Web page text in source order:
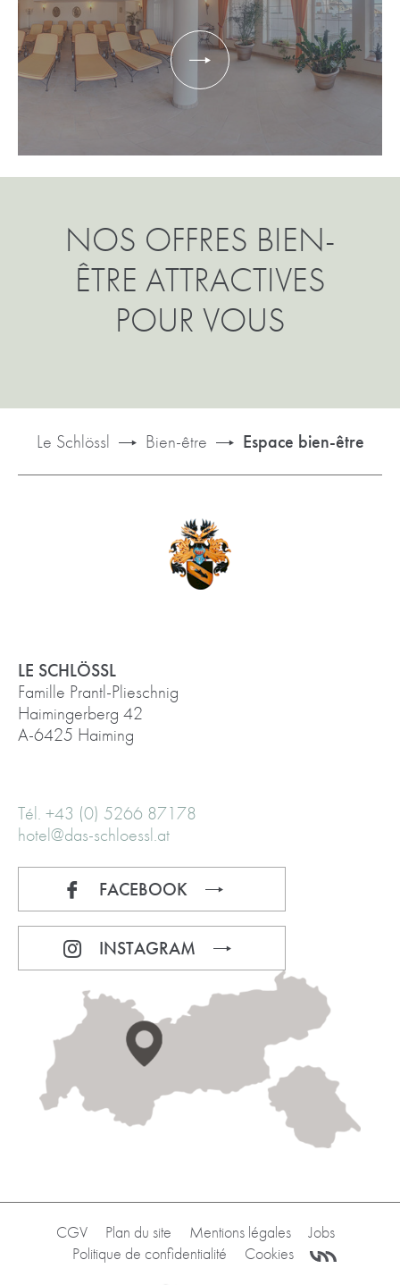
NOS OFFRES BIEN-
ÊTRE ATTRACTIVES
POUR VOUS
Le Schlössl Bien-être Espace bien-être
LE SCHLÖSSL
Famille Prantl-Plieschnig
Haimingerberg 42
A-6425 Haiming
Tél. +43 (0) 5266 87178
hotel@das-schloessl.at
FACEBOOK
INSTAGRAM
CGV Plan du site Mentions légales
Jobs
Politique de confidentialité
Cookies